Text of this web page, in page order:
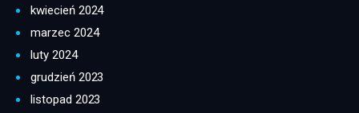
kwiecień 2024
marzec 2024
luty 2024
grudzień 2023
listopad 2023